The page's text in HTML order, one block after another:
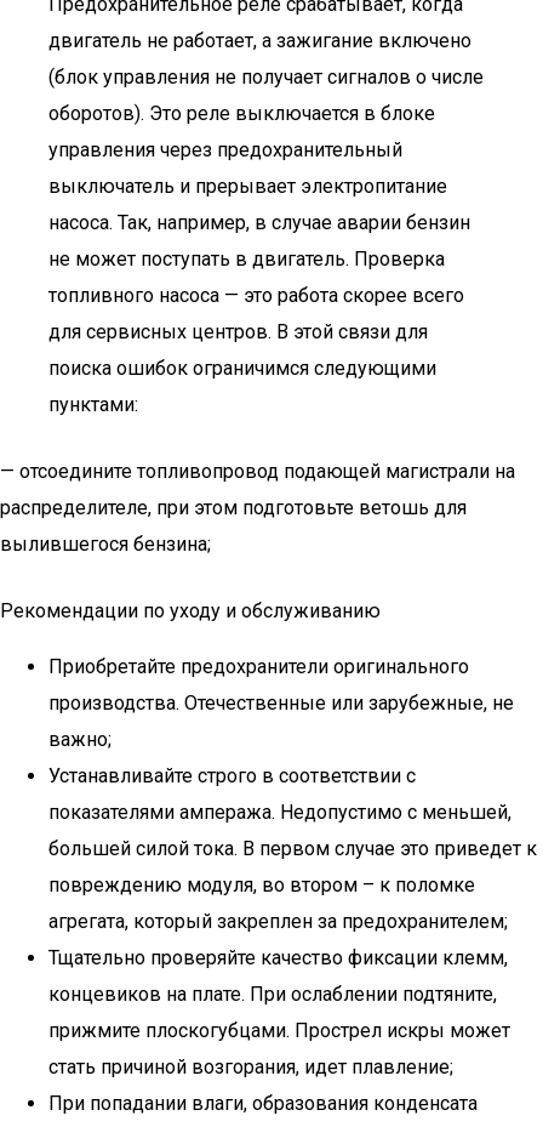
двигатель не работает, а зажигание включено
(блок управления не получает сигналов о числе
оборотов). Это реле выключается в блоке
управления через предохранительный
выключатель и прерывает электропитание
насоса. Так, например, в случае аварии бензин
не может поступать в двигатель. Проверка
топливного насоса — это работа скорее всего
для сервисных центров. В этой связи для
поиска ошибок ограничимся следующими
пунктами:
— отсоедините топливопровод подающей магистрали на
распределителе, при этом подготовьте ветошь для
вылившегося бензина;
Рекомендации по уходу и обслуживанию
Приобретайте предохранители оригинального
производства. Отечественные или зарубежные, не
важно;
Устанавливайте строго в соответствии с
показателями ампеража. Недопустимо с меньшей,
большей силой тока. В первом случае это приведет к
повреждению модуля, во втором – к поломке
агрегата, который закреплен за предохранителем;
Тщательно проверяйте качество фиксации клемм,
концевиков на плате. При ослаблении подтяните,
прижмите плоскогубцами. Прострел искры может
стать причиной возгорания, идет плавление;
При попадании влаги, образования конденсата